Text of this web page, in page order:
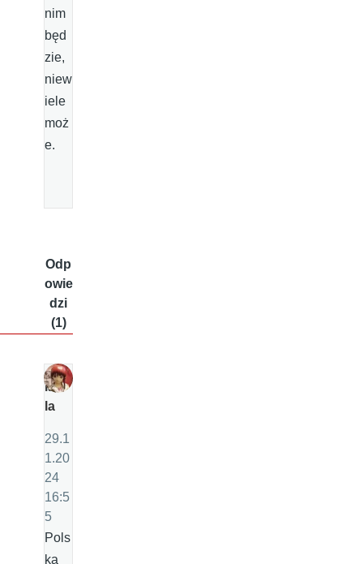
nim
będ
zie,
niew
iele
moż
e.
Odp
owie
dzi
(1)
la
la
29.1
1.20
24
16:5
5
Pols
ka